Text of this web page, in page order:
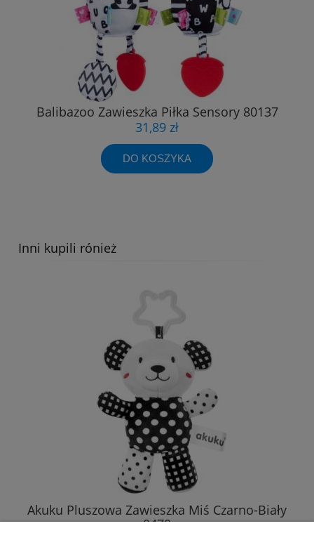
Balibazoo Zawieszka Piłka Sensory 80137
31,89 zł
DO KOSZYKA
Balibazoo Zawieszka Zebra Zoya Z Pozytywką
84810
46,89 zł
DO KOSZYKA
Inni kupili rónież
Akuku Pluszowa Zawieszka Miś Czarno-Biały
0470